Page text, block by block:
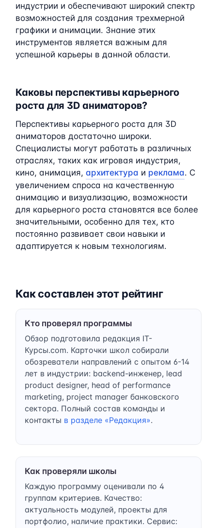
индустрии и обеспечивают широкий спектр
возможностей для создания трехмерной
графики и анимации. Знание этих
инструментов является важным для
успешной карьеры в данной области.
Каковы перспективы карьерного
роста для 3D аниматоров?
Перспективы карьерного роста для 3D
аниматоров достаточно широки.
Специалисты могут работать в различных
отраслях, таких как игровая индустрия,
кино, анимация, архитектура и реклама. С
увеличением спроса на качественную
анимацию и визуализацию, возможности
для карьерного роста становятся все более
значительными, особенно для тех, кто
постоянно развивает свои навыки и
адаптируется к новым технологиям.
Как составлен этот рейтинг
Кто проверял программы
Обзор подготовила редакция IT-
Курсы.com. Карточки школ собирали
обозреватели направлений с опытом 6-14
лет в индустрии: backend-инженер, lead
product designer, head of performance
marketing, project manager банковского
сектора. Полный состав команды и
контакты в разделе «Редакция».
Как проверяли школы
Каждую программу оценивали по 4
группам критериев. Качество:
актуальность модулей, проекты для
портфолио, наличие практики. Сервис: